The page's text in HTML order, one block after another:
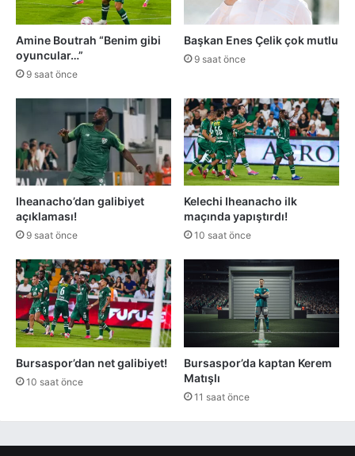
Amine Boutrah “Benim gibi
oyuncular…”
9 saat önce
Başkan Enes Çelik çok mutlu
9 saat önce
Iheanacho’dan galibiyet
açıklaması!
9 saat önce
Kelechi Iheanacho ilk
maçında yapıştırdı!
10 saat önce
Bursaspor’dan net galibiyet!
10 saat önce
Bursaspor’da kaptan Kerem
Matışlı
11 saat önce